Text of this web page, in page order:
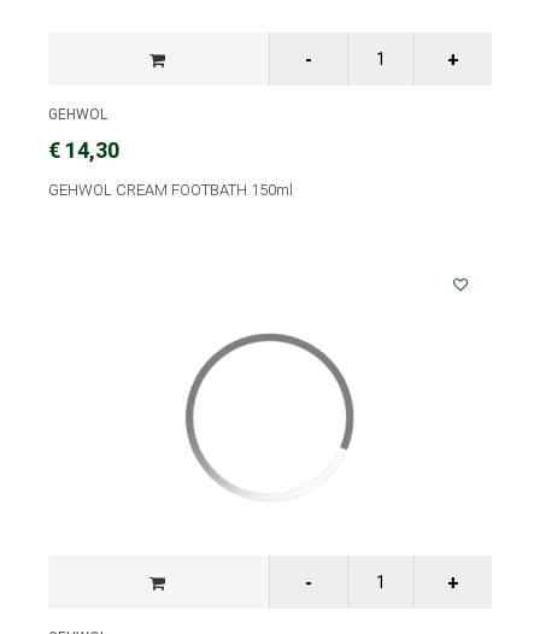
GEHWOL
€ 14,30
GEHWOL CREAM FOOTBATH 150ml